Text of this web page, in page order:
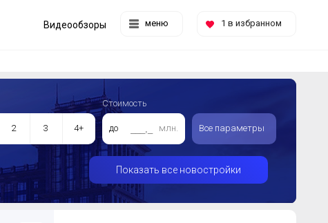
меню 1 в избранном
Видеообзоры
2 3 4+
Стоимость
до млн. Все параметры
Показать все новостройки